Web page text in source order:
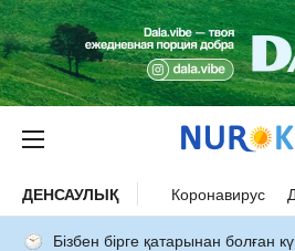
ДЕНСАУЛЫҚ Коронавирус
Бізбен бірге қатарынан болған